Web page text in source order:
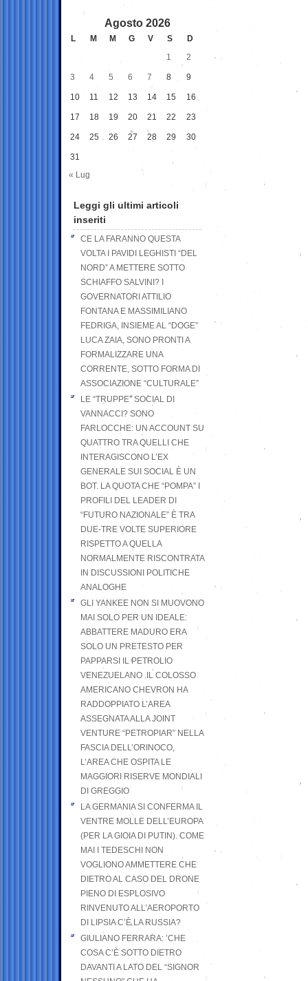
Agosto 2026
L M M G V S
D
1
2
3 4 5 6 7 8 9
10 11 12 13 14 15 16
17 18 19 20 21 22 23
24 25 26 27 28 29 30
31
« Lug
Leggi gli ultimi articoli
inseriti
CE LA FARANNO QUESTA
VOLTA I PAVIDI LEGHISTI “DEL
NORD” A METTERE SOTTO
SCHIAFFO SALVINI? I
GOVERNATORI ATTILIO
FONTANA E MASSIMILIANO
FEDRIGA, INSIEME AL “DOGE”
LUCA ZAIA, SONO PRONTI A
FORMALIZZARE UNA
CORRENTE, SOTTO FORMA DI
ASSOCIAZIONE “CULTURALE”
LE “TRUPPE” SOCIAL DI
VANNACCI? SONO
FARLOCCHE: UN ACCOUNT SU
QUATTRO TRA QUELLI CHE
INTERAGISCONO L’EX
GENERALE SUI SOCIAL È UN
BOT. LA QUOTA CHE “POMPA” I
PROFILI DEL LEADER DI
“FUTURO NAZIONALE” È TRA
DUE-TRE VOLTE SUPERIORE
RISPETTO A QUELLA
NORMALMENTE RISCONTRATA
IN DISCUSSIONI POLITICHE
ANALOGHE
GLI YANKEE NON SI MUOVONO
MAI SOLO PER UN IDEALE:
ABBATTERE MADURO ERA
SOLO UN PRETESTO PER
PAPPARSI IL PETROLIO
VENEZUELANO .IL COLOSSO
AMERICANO CHEVRON HA
RADDOPPIATO L’AREA
ASSEGNATA ALLA JOINT
VENTURE “PETROPIAR” NELLA
FASCIA DELL’ORINOCO,
L’AREA CHE OSPITA LE
MAGGIORI RISERVE MONDIALI
DI GREGGIO
LA GERMANIA SI CONFERMA IL
VENTRE MOLLE DELL’EUROPA
(PER LA GIOIA DI PUTIN). COME
MAI I TEDESCHI NON
VOGLIONO AMMETTERE CHE
DIETRO AL CASO DEL DRONE
PIENO DI ESPLOSIVO
RINVENUTO ALL’AEROPORTO
DI LIPSIA C’È LA RUSSIA?
GIULIANO FERRARA: ’CHE
COSA C’È SOTTO DIETRO
DAVANTI A LATO DEL “SIGNOR